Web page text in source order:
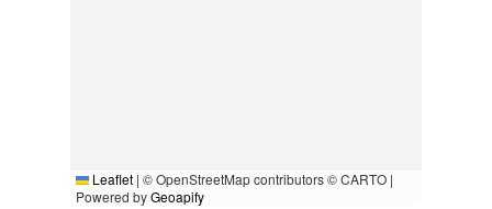
Leaflet | © OpenStreetMap contributors © CARTO |
Powered byGeoapify